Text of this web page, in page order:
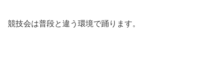
競技会は普段と違う環境で踊ります。